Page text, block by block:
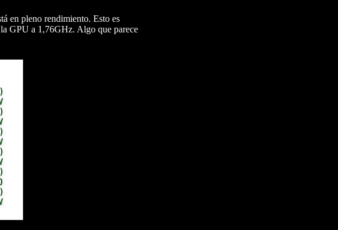
en pleno rendimiento. Esto es
la GPU a 1,76GHz. Algo que parece